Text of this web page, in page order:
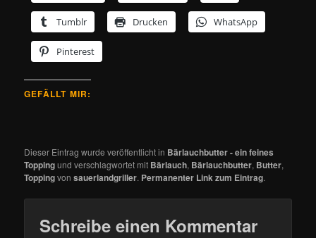
Tumblr Drucken WhatsApp
Pinterest
GEFÄLLT MIR:
Dieser Eintrag wurde veröffentlicht in Bärlauchbutter - ein feines
Toppingund verschlagwortet mit Bärlauch, Bärlauchbutter, Butter,
Toppingvonsauerlandgriller. Permanenter Link zum Eintrag.
Schreibe einen Kommentar